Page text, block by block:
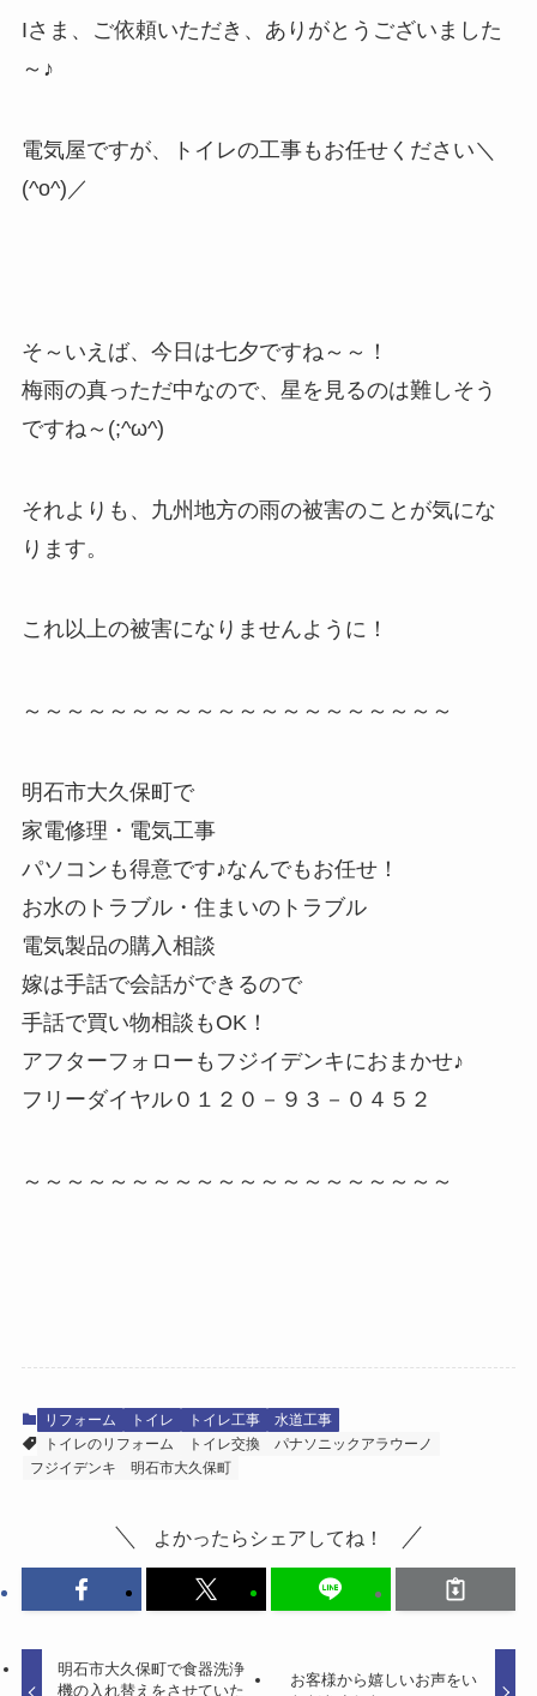
Iさま、ご依頼いただき、ありがとうございました
～♪
電気屋ですが、トイレの工事もお任せください＼
(^o^)／
そ～いえば、今日は七夕ですね～～！
梅雨の真っただ中なので、星を見るのは難しそう
ですね～(;^ω^)
それよりも、九州地方の雨の被害のことが気にな
ります。
これ以上の被害になりませんように！
～～～～～～～～～～～～～～～～～～～～
明石市大久保町で
家電修理・電気工事
パソコンも得意です♪なんでもお任せ！
お水のトラブル・住まいのトラブル
電気製品の購入相談
嫁は手話で会話ができるので
手話で買い物相談もOK！
アフターフォローもフジイデンキにおまかせ♪
フリーダイヤル０１２０－９３－０４５２
～～～～～～～～～～～～～～～～～～～～
リフォーム トイレ トイレ工事
水道工事
トイレのリフォーム
トイレ交換
パナソニックアラウーノ
フジイデンキ
明石市大久保町
よかったらシェアしてね！
明石市大久保町で食器洗浄
機の入れ替えをさせていた
お客様から嬉しいお声をい